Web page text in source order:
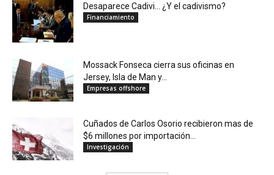
Desaparece Cadivi… ¿Y el cadivismo?
Financiamiento
Mossack Fonseca cierra sus oficinas en
Jersey, Isla de Man y...
Empresas offshore
Cuñados de Carlos Osorio recibieron mas de
$6 millones por importación...
Investigación